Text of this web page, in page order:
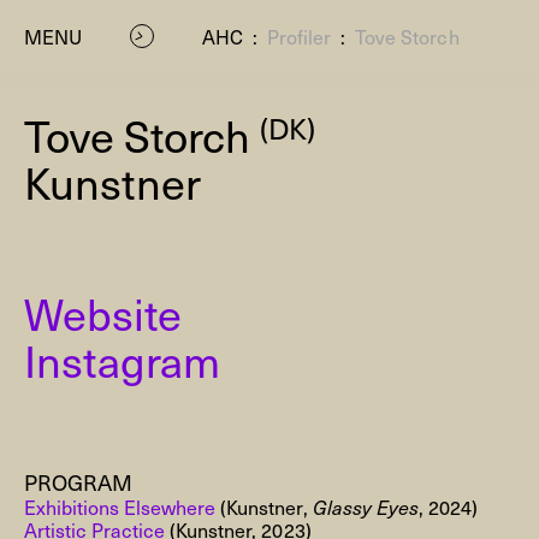
MENU AHC : Profiler : Tove Storch
Tove Storch (DK)
Kunstner
Website
Instagram
PROGRAM
Exhibitions Elsewhere (Kunstner, Glassy Eyes, 2024)
Artistic Practice (Kunstner, 2023)